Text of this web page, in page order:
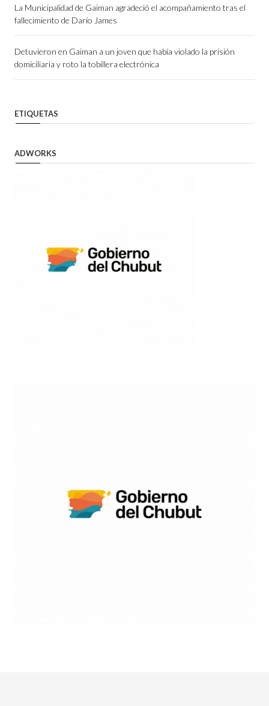
La Municipalidad de Gaiman agradeció el acompañamiento tras el
fallecimiento de Darío James
Detuvieron en Gaiman a un joven que había violado la prisión
domiciliaria y roto la tobillera electrónica
ETIQUETAS
ADWORKS